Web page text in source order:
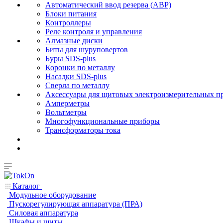
Автоматический ввод резерва (АВР)
Блоки питания
Контроллеры
Реле контроля и управления
Алмазные диски
Биты для шуруповертов
Буры SDS-plus
Коронки по металлу
Насадки SDS-plus
Сверла по металлу
Аксессуары для щитовых электроизмерительных
Амперметры
Вольтметры
Многофункциональные приборы
Трансформаторы тока
Каталог
Модульное оборудование
Пускорегулирующая аппаратура (ПРА)
Силовая аппаратура